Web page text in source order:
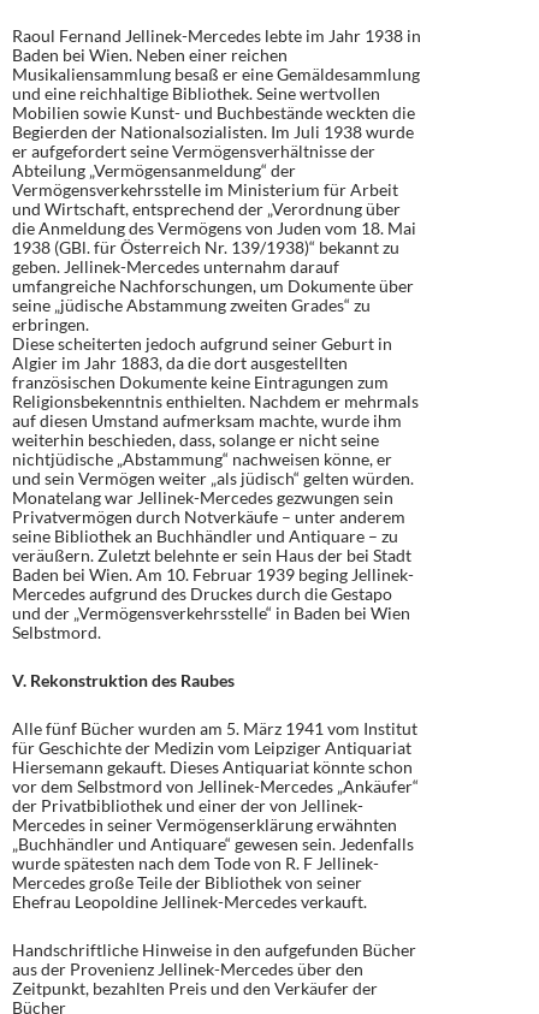
Raoul Fernand Jellinek-Mercedes lebte im Jahr 1938 in
Baden bei Wien. Neben einer reichen
Musikaliensammlung besaß er eine Gemäldesammlung
und eine reichhaltige Bibliothek. Seine wertvollen
Mobilien sowie Kunst- und Buchbestände weckten die
Begierden der Nationalsozialisten. Im Juli 1938 wurde
er aufgefordert seine Vermögensverhältnisse der
Abteilung „Vermögensanmeldung“ der
Vermögensverkehrsstelle im Ministerium für Arbeit
und Wirtschaft, entsprechend der „Verordnung über
die Anmeldung des Vermögens von Juden vom 18. Mai
1938 (GBl. für Österreich Nr. 139/1938)“ bekannt zu
geben. Jellinek-Mercedes unternahm darauf
umfangreiche Nachforschungen, um Dokumente über
seine „jüdische Abstammung zweiten Grades“ zu
erbringen.
Diese scheiterten jedoch aufgrund seiner Geburt in
Algier im Jahr 1883, da die dort ausgestellten
französischen Dokumente keine Eintragungen zum
Religionsbekenntnis enthielten. Nachdem er mehrmals
auf diesen Umstand aufmerksam machte, wurde ihm
weiterhin beschieden, dass, solange er nicht seine
nichtjüdische „Abstammung“ nachweisen könne, er
und sein Vermögen weiter „als jüdisch“ gelten würden.
Monatelang war Jellinek-Mercedes gezwungen sein
Privatvermögen durch Notverkäufe – unter anderem
seine Bibliothek an Buchhändler und Antiquare – zu
veräußern. Zuletzt belehnte er sein Haus der bei Stadt
Baden bei Wien. Am 10. Februar 1939 beging Jellinek-
Mercedes aufgrund des Druckes durch die Gestapo
und der „Vermögensverkehrsstelle“ in Baden bei Wien
Selbstmord.
V. Rekonstruktion des Raubes
Alle fünf Bücher wurden am 5. März 1941 vom Institut
für Geschichte der Medizin vom Leipziger Antiquariat
Hiersemann gekauft. Dieses Antiquariat könnte schon
vor dem Selbstmord von Jellinek-Mercedes „Ankäufer“
der Privatbibliothek und einer der von Jellinek-
Mercedes in seiner Vermögenserklärung erwähnten
„Buchhändler und Antiquare“ gewesen sein. Jedenfalls
wurde spätesten nach dem Tode von R. F Jellinek-
Mercedes große Teile der Bibliothek von seiner
Ehefrau Leopoldine Jellinek-Mercedes verkauft.
Handschriftliche Hinweise in den aufgefunden Bücher
aus der Provenienz Jellinek-Mercedes über den
Zeitpunkt, bezahlten Preis und den Verkäufer der
Bücher